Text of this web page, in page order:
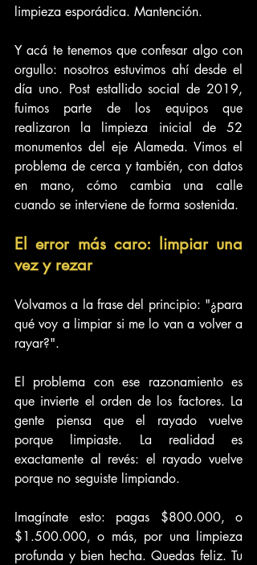
limpieza esporádica. Mantención.
Y acá te tenemos que confesar algo con
orgullo: nosotros estuvimos ahí desde el
día uno. Post estallido social de 2019,
fuimos parte de los equipos que
realizaron la limpieza inicial de 52
monumentos del eje Alameda. Vimos el
problema de cerca y también, con datos
en mano, cómo cambia una calle
cuando se interviene de forma sostenida.
El error más caro: limpiar una
vez y rezar
Volvamos a la frase del principio: "¿para
qué voy a limpiar si me lo van a volver a
rayar?".
El problema con ese razonamiento es
que invierte el orden de los factores. La
gente piensa que el rayado vuelve
porque limpiaste. La realidad es
exactamente al revés: el rayado vuelve
porque no seguiste limpiando.
Imagínate esto: pagas $800.000, o
$1.500.000, o más, por una limpieza
profunda y bien hecha. Quedas feliz. Tu